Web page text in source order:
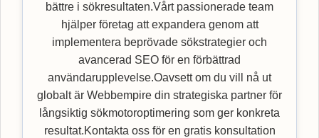
bättre i sökresultaten.Vårt passionerade team
hjälper företag att expandera genom att
implementera beprövade sökstrategier och
avancerad SEO för en förbättrad
användarupplevelse.Oavsett om du vill nå ut
globalt är Webbempire din strategiska partner för
långsiktig sökmotoroptimering som ger konkreta
resultat.Kontakta oss för en gratis konsultation